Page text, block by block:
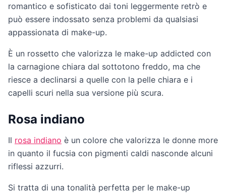
romantico e sofisticato dai toni leggermente retrò e
può essere indossato senza problemi da qualsiasi
appassionata di make-up.
È un rossetto che valorizza le make-up addicted con
la carnagione chiara dal sottotono freddo, ma che
riesce a declinarsi a quelle con la pelle chiara e i
capelli scuri nella sua versione più scura.
Rosa indiano
Il rosa indiano è un colore che valorizza le donne more
in quanto il fucsia con pigmenti caldi nasconde alcuni
riflessi azzurri.
Si tratta di una tonalità perfetta per le make-up